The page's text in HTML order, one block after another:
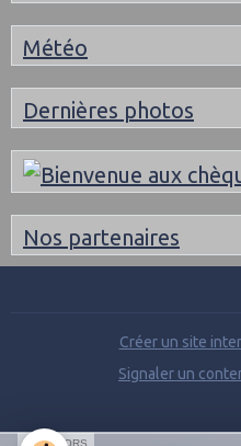
Météo
Dernières photos
Nos partenaires
Créer un site
Signaler un
SPONSORS